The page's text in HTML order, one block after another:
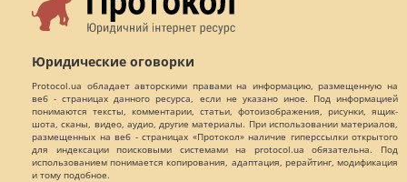
Юридические оговорки
Protocol.ua обладает авторскими правами на информацию, размещенную на
веб - страницах данного ресурса, если не указано иное. Под информацией
понимаются тексты, комментарии, статьи, фотоизображения, рисунки, ящик-
шота, сканы, видео, аудио, другие материалы. При использовании материалов,
размещенных на веб - страницах «Протокол» наличие гиперссылки открытого
для индексации поисковыми системами на protocol.ua обязательна. Под
использованием понимается копирования, адаптация, рерайтинг, модификация
и тому подобное.